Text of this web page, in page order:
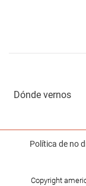
Dónde vernos
Política de no
Copyright